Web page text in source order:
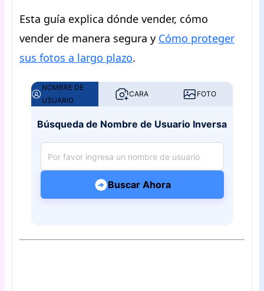
Esta guía explica dónde vender, cómo
vender de manera segura y Cómo proteger
sus fotos a largo plazo.
NOMBRE DE
USUARIO
CARA FOTO
Búsqueda de Nombre de Usuario Inversa
Buscar Ahora